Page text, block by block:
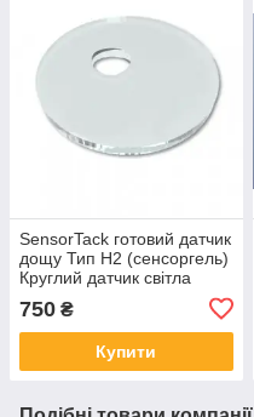
SensorTack готовий датчик
дощу Тип H2 (сенсоргель)
Круглий датчик світла
750 ₴
Купити